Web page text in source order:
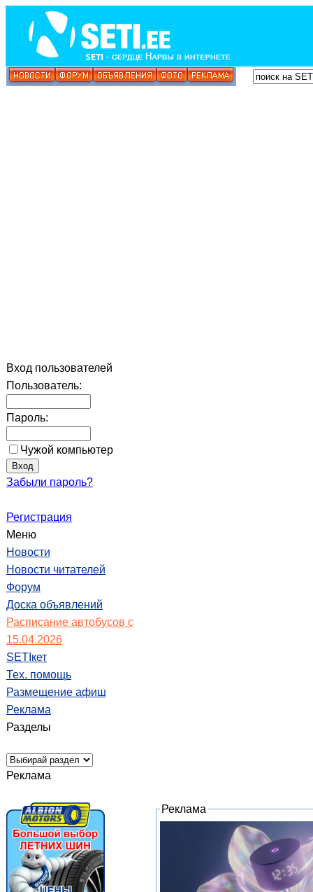
Вход пользователей
Пользователь:
Пароль:
Чужой компьютер
Забыли пароль?
Регистрация
Меню
Новости
Новости читателей
Форум
Доска объявлений
Расписание автобусов с
15.04.2026
SETIкет
Тех. помощь
Размещение афиш
Реклама
Разделы
Реклама
Реклама